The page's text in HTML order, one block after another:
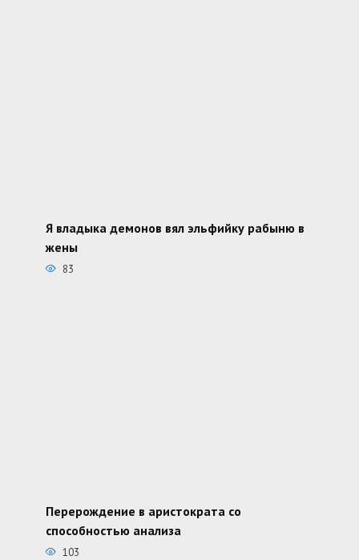
Я владыка демонов вял эльфийку рабыню в
жены
83
Перерождение в аристократа со
способностью анализа
103